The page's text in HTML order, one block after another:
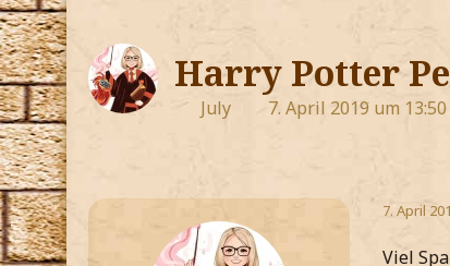
Harry Potter
July 7. April 2019 um 13:50
7. April
Viel